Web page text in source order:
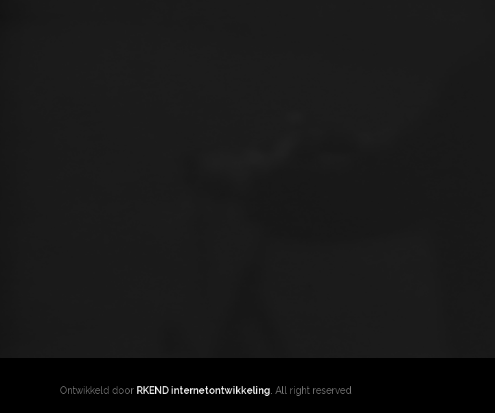
Ontwikkeld door RKEND internetontwikkeling . All right reserved